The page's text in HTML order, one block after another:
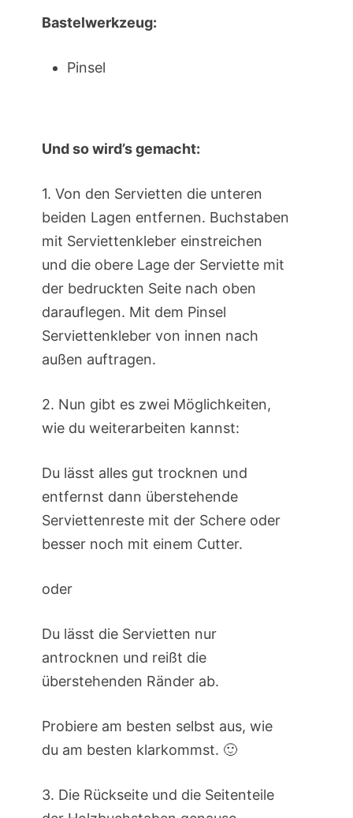
Bastelwerkzeug:
Pinsel
Und so wird’s gemacht:
1. Von den Servietten die unteren
beiden Lagen entfernen. Buchstaben
mit Serviettenkleber einstreichen
und die obere Lage der Serviette mit
der bedruckten Seite nach oben
darauflegen. Mit dem Pinsel
Serviettenkleber von innen nach
außen auftragen.
2. Nun gibt es zwei Möglichkeiten,
wie du weiterarbeiten kannst:
Du lässt alles gut trocknen und
entfernst dann überstehende
Serviettenreste mit der Schere oder
besser noch mit einem Cutter.
oder
Du lässt die Servietten nur
antrocknen und reißt die
überstehenden Ränder ab.
Probiere am besten selbst aus, wie
du am besten klarkommst. 🙂
3. Die Rückseite und die Seitenteile